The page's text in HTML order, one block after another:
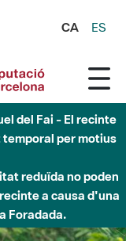
CA ES
del Fai - El recinte
per motius
reduïda no poden
a causa d'una
Foradada.